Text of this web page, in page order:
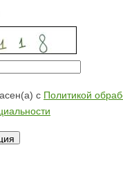
с Политикой